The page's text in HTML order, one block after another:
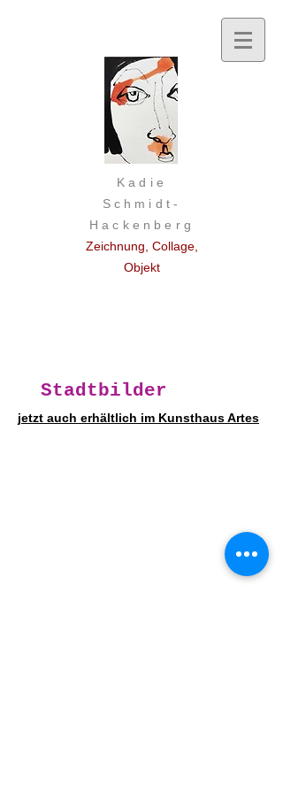
Kadie
Schmidt-
Hackenberg
Zeichnung, Collage,
Objekt
Stadtbilder
jetzt auch erhältlich im Kunsthaus Artes